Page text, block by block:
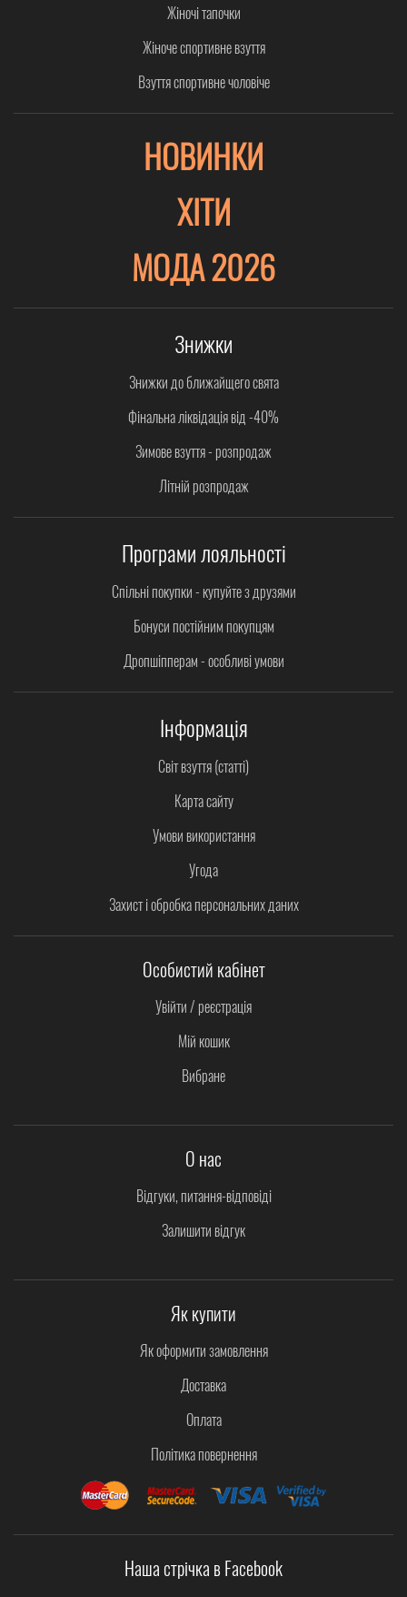
Жіночі тапочки
Жіноче спортивне взуття
Взуття спортивне чоловіче
НОВИНКИ
ХІТИ
МОДА 2026
Знижки
Знижки до ближайщего свята
Фінальна ліквідація від -40%
Зимове взуття - розпродаж
Літній розпродаж
Програми лояльності
Спільні покупки - купуйте з друзями
Бонуси постійним покупцям
Дропшіпперам - особливі умови
Інформація
Світ взуття (статті)
Карта сайту
Умови використання
Угода
Захист і обробка персональних даних
Особистий кабінет
Увійти / реєстрація
Мій кошик
Вибране
О нас
Відгуки, питання-відповіді
Залишити відгук
Як купити
Як оформити замовлення
Доставка
Оплата
Політика повернення
Наша стрічка в Facebook